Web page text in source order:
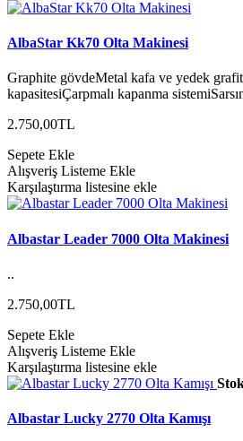
AlbaStar Kk70 Olta Makinesi
Graphite gövdeMetal kafa ve yedek
kapasitesiÇarpmalı kapanma
2.750,00TL
Sepete Ekle
Alışveriş Listeme Ekle
Karşılaştırma listesine ekle
Albastar Leader 7000 Olta Makinesi
..
2.750,00TL
Sepete Ekle
Alışveriş Listeme Ekle
Karşılaştırma listesine ekle
Albastar Lucky 2770 Olta Kamışı